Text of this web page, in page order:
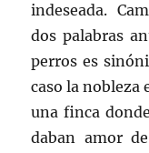
indeseada.
dos palabras
perros es
caso la nobleza
una finca
daban amor